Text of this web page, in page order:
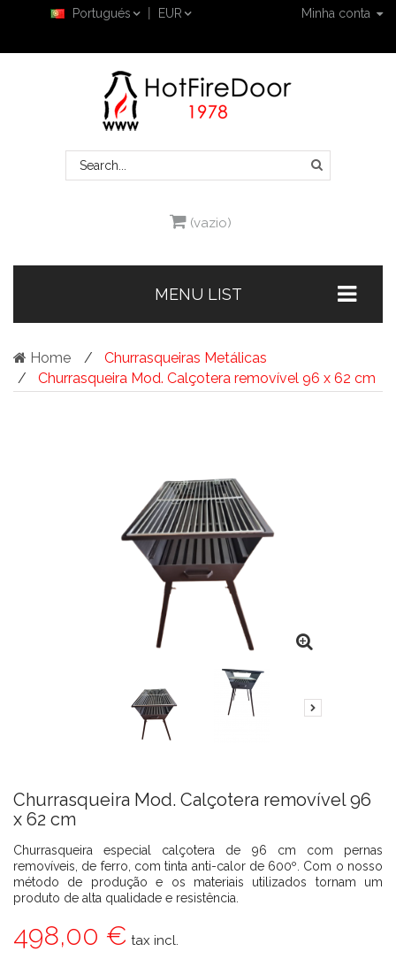
Minha conta
Portugués EUR
(vazio)
MENU LIST
Home
Churrasqueiras Metálicas
Churrasqueira Mod. Calçotera removível 96 x 62 cm
Churrasqueira Mod. Calçotera removível 96
x 62 cm
Churrasqueira especial calçotera de 96 cm com pernas
removíveis, de ferro, com tinta anti-calor de 600º. Com o nosso
método de produção e os materiais utilizados tornam um
produto de alta qualidade e resistência.
498,00 € tax incl.